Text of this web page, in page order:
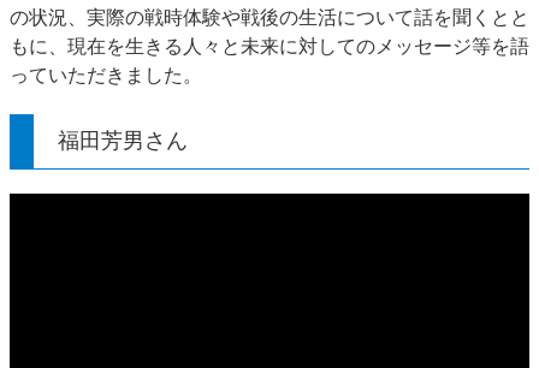
の状況、実際の戦時体験や戦後の生活について話を聞くとと
もに、現在を生きる人々と未来に対してのメッセージ等を語
っていただきました。
福田芳男さん